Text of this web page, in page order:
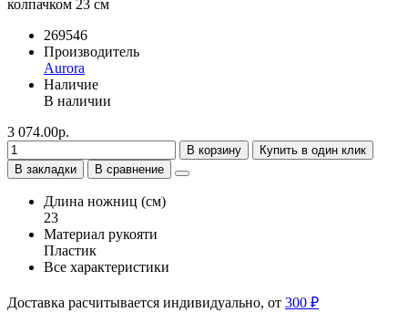
269546
Производитель
Aurora
Наличие
В наличии
3 074.00р.
В корзину
Купить в один клик
В закладки
В сравнение
Длина ножниц (см)
23
Материал рукояти
Пластик
Все характеристики
Доставка расчитывается индивидуально, от 300 ₽